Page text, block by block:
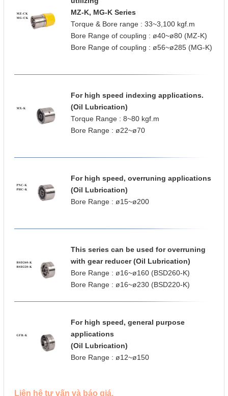
MZ-K, MG-K Series
Torque & Bore range : 33~3,100 kgf.m
Bore Range of coupling : ø40~ø80 (MZ-K)
Bore Range of coupling : ø56~ø285 (MG-K)
For high speed indexing applications.
(Oil Lubrication)
Torque Range : 8~80 kgf.m
Bore Range : ø22~ø70
For high speed, overruning applications
(Oil Lubrication)
Bore Range : ø15~ø200
This series can be used for overruning
with gear reducer (Oil Lubrication)
Bore Range : ø16~ø160 (BSD260-K)
Bore Range : ø16~ø230 (BSD220-K)
For high speed, general purpose
applications
(Oil Lubrication)
Bore Range : ø12~ø150
Liên hệ tư vấn và báo giá.